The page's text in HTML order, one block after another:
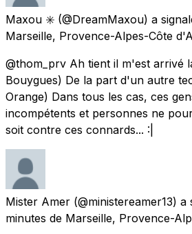
Maxou ✳️ (@DreamMaxou) a
Marseille, Provence-Alpes-Côte
@thom_prv Ah tient il m'est arrivé
Bouygues) De la part d'un autre
Orange) Dans tous les cas, ces
incompétents et personnes ne
soit contre ces connards... :|
Mister Amer (@ministereamer13) a
minutes de Marseille, Provence-